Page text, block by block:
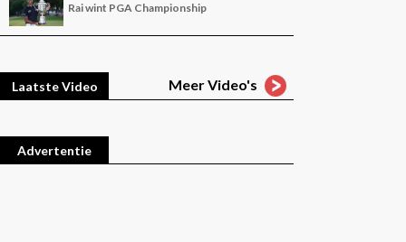
Rai wint PGA Championship
Laatste Video Meer Video's
Advertentie